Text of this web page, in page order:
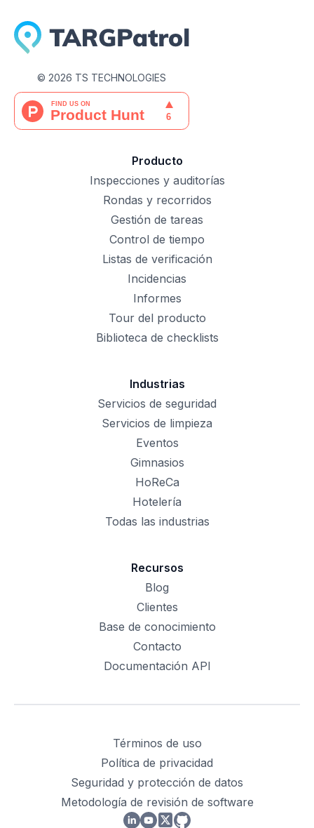
© 2026 TS TECHNOLOGIES
Producto
Inspecciones y auditorías
Rondas y recorridos
Gestión de tareas
Control de tiempo
Listas de verificación
Incidencias
Informes
Tour del producto
Biblioteca de checklists
Industrias
Servicios de seguridad
Servicios de limpieza
Eventos
Gimnasios
HoReCa
Hotelería
Todas las industrias
Recursos
Blog
Clientes
Base de conocimiento
Contacto
Documentación API
Términos de uso
Política de privacidad
Seguridad y protección de datos
Metodología de revisión de software